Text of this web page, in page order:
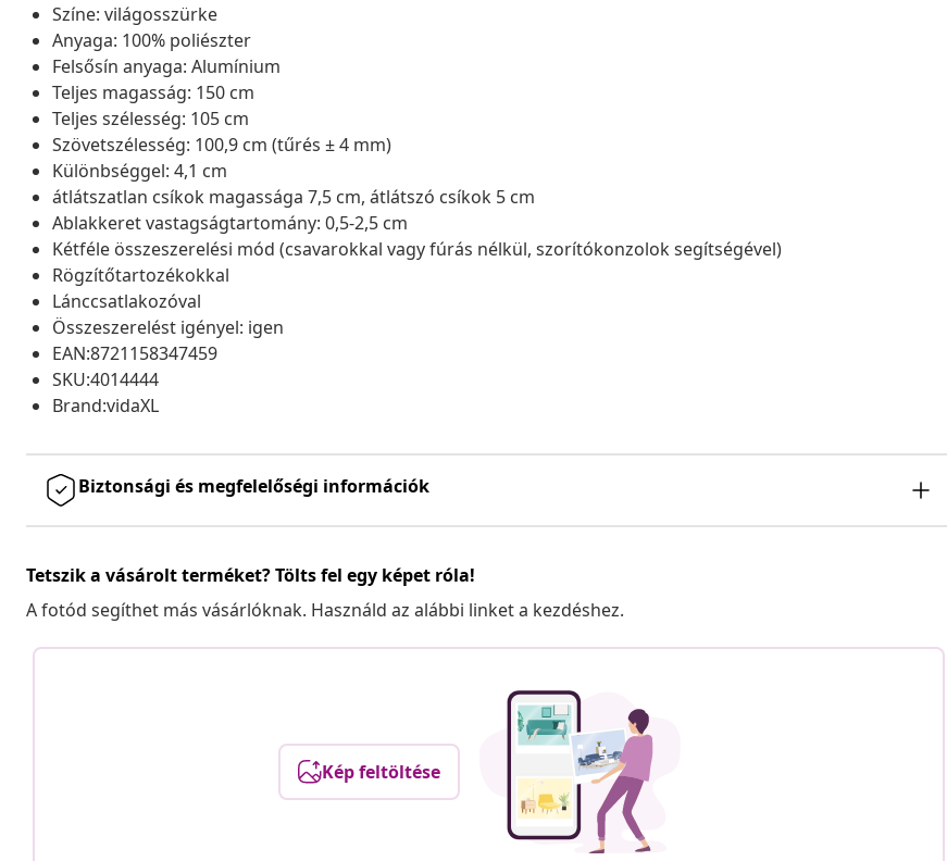
Színe: világosszürke
Anyaga: 100% poliészter
Felsősín anyaga: Alumínium
Teljes magasság: 150 cm
Teljes szélesség: 105 cm
Szövetszélesség: 100,9 cm (tűrés ± 4 mm)
Különbséggel: 4,1 cm
átlátszatlan csíkok magassága 7,5 cm, átlátszó csíkok 5 cm
Ablakkeret vastagságtartomány: 0,5-2,5 cm
Kétféle összeszerelési mód (csavarokkal vagy fúrás nélkül, szorítókonzolok segítségével)
Rögzítőtartozékokkal
Lánccsatlakozóval
Összeszerelést igényel: igen
EAN:8721158347459
SKU:4014444
Brand:vidaXL
Biztonsági és megfelelőségi információk
Tetszik a vásárolt terméket? Tölts fel egy képet róla!
A fotód segíthet más vásárlóknak. Használd az alábbi linket a kezdéshez.
Kép feltöltése